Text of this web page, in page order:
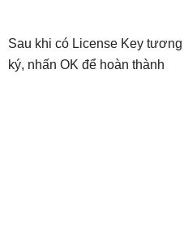
Sau khi có License Key
ký, nhấn OK để hoàn thành